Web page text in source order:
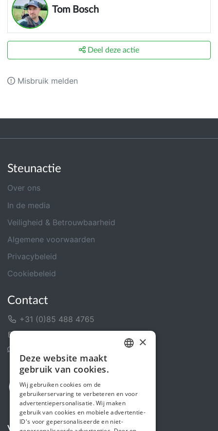
Tom Bosch
Deel deze actie
Misbruik melden
Steunactie
Over ons
In de media
Veiligheid & Betrouwbaarheid
Algemene voorwaarden
Privacybeleid
Cookiebeleid
Contact
+31 (0)85 488 4765
ENGLISH
×
Deze website maakt
gebruik van cookies.
Wij gebruiken cookies om de
gebruikerservaring te verbeteren en voor
advertentiepersonalisatie. Wij maken
gebruik van cookies en mobiele advertentie-
ID's voor gepersonaliseerde en niet-